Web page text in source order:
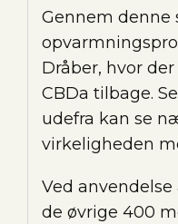
Gennem denne
Dråber, hvor
CBDa tilbage.
udefra kan se
virkeligheden
Ved
de øvrige 400